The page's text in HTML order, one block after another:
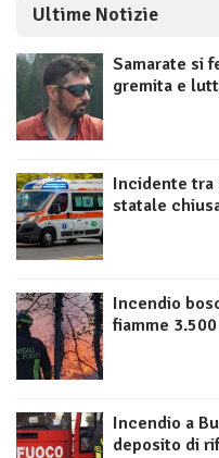
Ultime Notizie
Samarate si
gremita e
Incidente tra
statale
Incendio
fiamme
Incendio a
deposito di